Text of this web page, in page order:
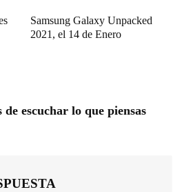
Samsung Galaxy Unpacked
2021, el 14 de Enero
de escuchar lo que piensas